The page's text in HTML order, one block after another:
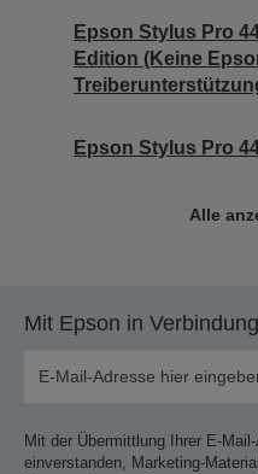
Epson Stylus Pro
Edition (Keine
Epson Stylus Pro
Alle
Mit Epson in
Mit der Übermittlung Ihrer E-
einverstanden, Marketing-